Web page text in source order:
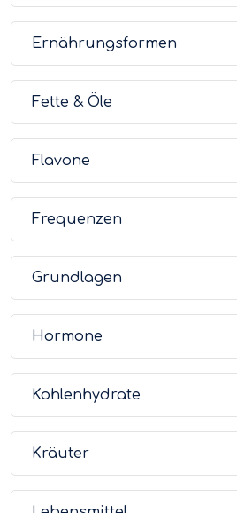
Ernährungsformen
Fette & Öle
Flavone
Frequenzen
Grundlagen
Hormone
Kohlenhydrate
Kräuter